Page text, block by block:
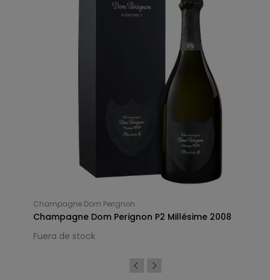
Champagne Dom Perignon
Champagne Dom Perignon P2 Millésime 2008
Fuera de stock